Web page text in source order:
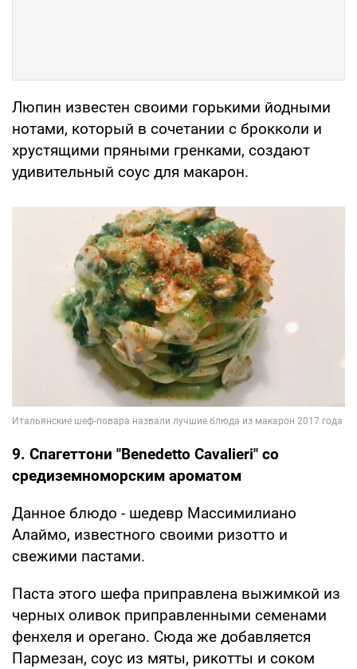
Люпин известен своими горькими йодными
нотами, который в сочетании с брокколи и
хрустящими пряными гренками, создают
удивительный соус для макарон.
9. Спагеттони "Benedetto Cavalieri" со
средиземноморским ароматом
Данное блюдо - шедевр Массимилиано
Алаймо, известного своими ризотто и
свежими пастами.
Паста этого шефа приправлена выжимкой из
черных оливок приправленными семенами
фенхеля и орегано. Сюда же добавляется
Пармезан, соус из мяты, рикотты и соком